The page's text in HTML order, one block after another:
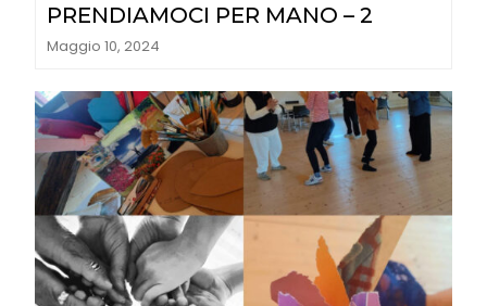
PRENDIAMOCI PER MANO – 2
Maggio 10, 2024